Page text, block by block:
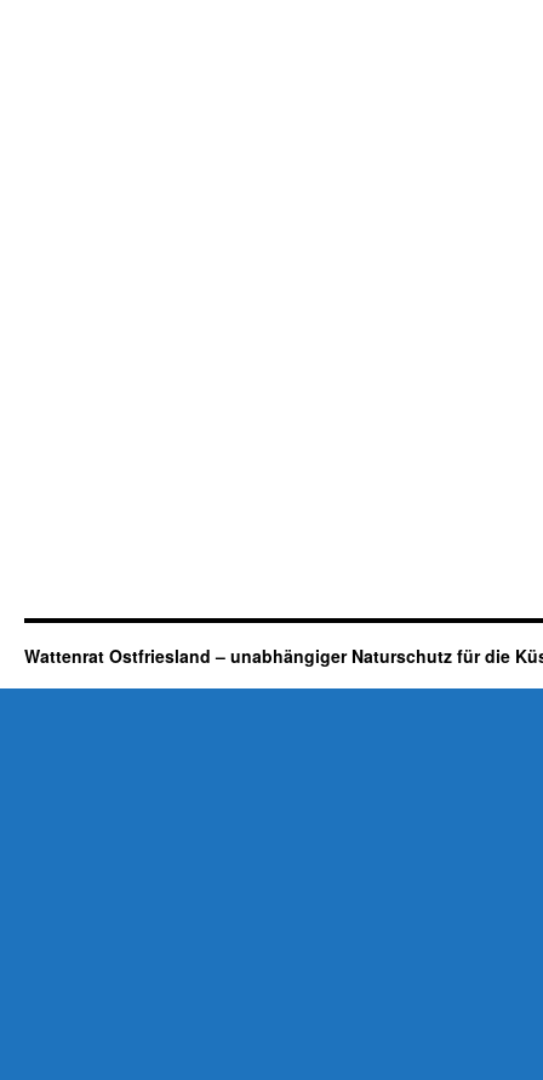
Wattenrat Ostfriesland – unabhängiger Naturschutz für die